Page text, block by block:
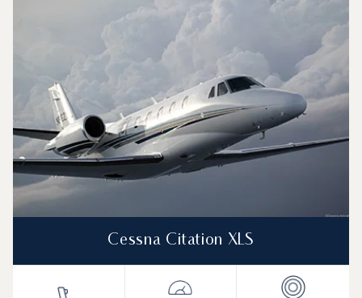
Cessna Citation XLS